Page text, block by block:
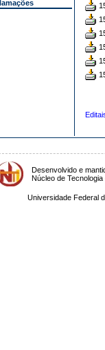
Desenvolvido e
Núcleo de
Universidade Federal